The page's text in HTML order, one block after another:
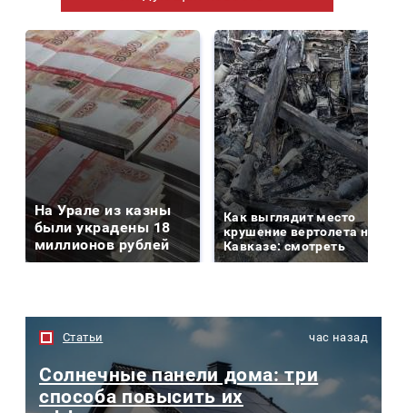
На Урале из казны
были украдены 18
миллионов рублей
Как выглядит место
крушение вертолета на
Кавказе: смотреть
Статьи час назад
Солнечные панели дома: три
способа повысить их